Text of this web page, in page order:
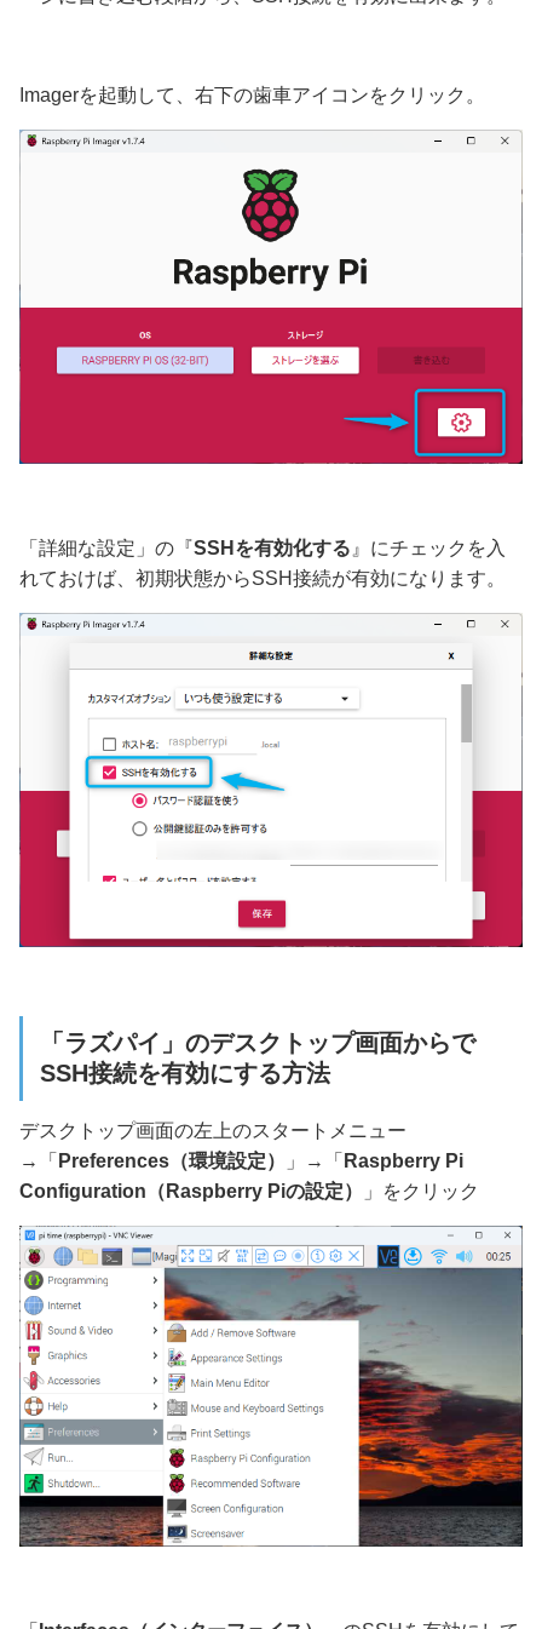
Imagerを起動して、右下の歯車アイコンをクリック。
「詳細な設定」の『SSHを有効化する 』にチェックを入
れておけば、初期状態からSSH接続が有効になります。
「ラズパイ」のデスクトップ画面からで
SSH接続を有効にする方法
デスクトップ画面の左上のスタートメニュー
→「 Preferences（環境設定） 」→「 Raspberry Pi
Configuration（Raspberry Piの設定）
」をクリック